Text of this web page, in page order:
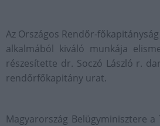
Az Országos Rendőr-
alkalmából kiváló munkája
részesítette dr. Soczó László r.
rendőrfőkapitány urat.
Magyarország Belügyminisztere